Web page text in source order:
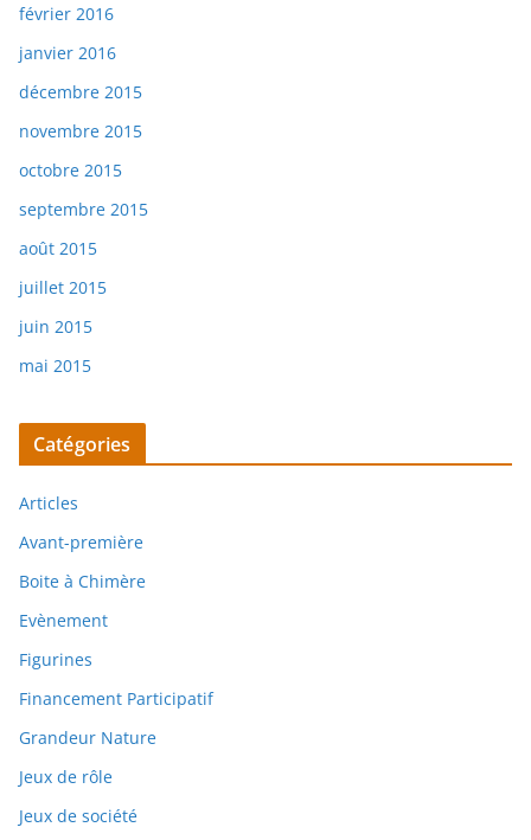
février 2016
janvier 2016
décembre 2015
novembre 2015
octobre 2015
septembre 2015
août 2015
juillet 2015
juin 2015
mai 2015
Catégories
Articles
Avant-première
Boite à Chimère
Evènement
Figurines
Financement Participatif
Grandeur Nature
Jeux de rôle
Jeux de société